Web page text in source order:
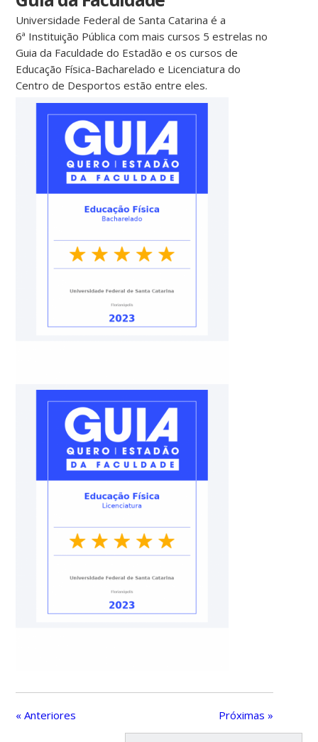
Universidade Federal de Santa Catarina é a
6ª Instituição Pública com mais cursos 5 estrelas no
Guia da Faculdade do Estadão e os cursos de
Educação Física-Bacharelado e Licenciatura do
Centro de Desportos estão entre eles.
« Anteriores Próximas »